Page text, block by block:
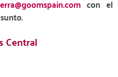
con el
Central